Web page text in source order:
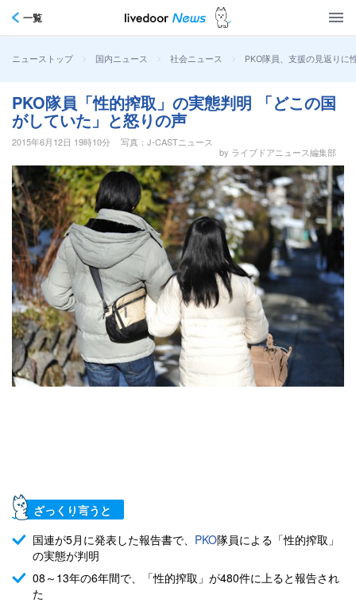
一覧
ニューストップ > 国内ニュース > 社会ニュース > PKO隊員、支援の見返り
PKO隊員「性的搾取」の実態判明 「どこの国
がしていた」と怒りの声
2015年6月12日 19時10分
写真：J-CASTニュース
by ライブドアニュース編集部
ざっくり言うと
国連が5月に発表した報告書で、 PKO隊員による「性的搾取」
の実態が判明
08～13年の6年間で、「性的搾取」が480件に上ると報告され
た